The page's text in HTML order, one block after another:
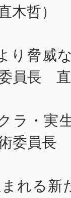
哲）
り脅威
員長
ラ・実
委員長
れる新